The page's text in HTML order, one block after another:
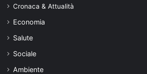
Cronaca & Attualità
Economia
Salute
Sociale
Ambiente